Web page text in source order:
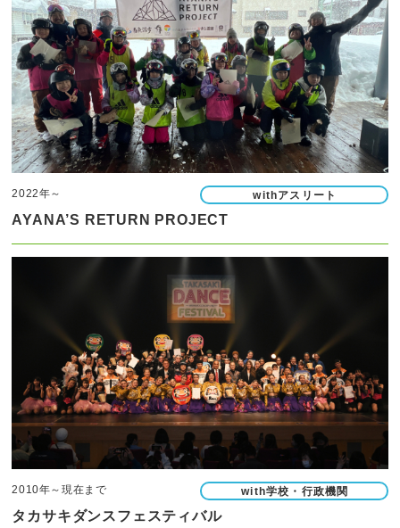
2022年～ withアスリート
AYANA’S RETURN PROJECT
2010年～現在まで with学校・行政機関
タカサキダンスフェスティバル